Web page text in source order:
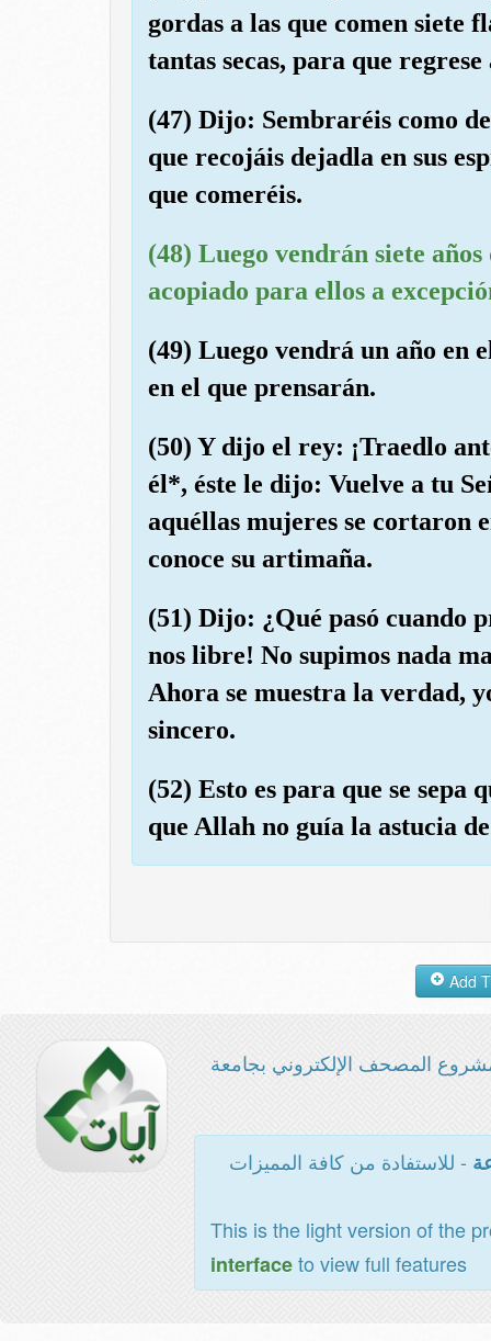
gordas a las que comen siete
tantas secas, para que
(47) Dijo: Sembraréis como
que recojáis dejadla en sus
que comeréis.
(48) Luego vendrán siete
acopiado para ellos a
(49) Luego vendrá un año en
en el que prensarán.
(50) Y dijo el rey: ¡Traedlo
él*, éste le dijo: Vuelve a tu
aquéllas mujeres se cortaron
conoce su artimaña.
(51) Dijo: ¿Qué pasó cuando
nos libre! No supimos nada
Ahora se muestra la verdad,
sincero.
(52) Esto es para que se sepa
que Allah no guía la astucia
المصحف الإلكتروني بجامعة
- للاستفادة من كافة المميزات
This is the light version of the
interfaceto view full features